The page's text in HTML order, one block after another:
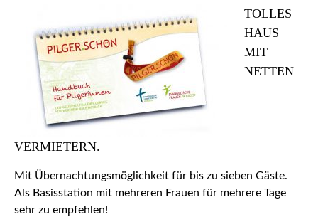
TOLLES
HAUS
MIT
NETTEN
VERMIETERN.
Mit Übernachtungsmöglichkeit für bis zu sieben Gäste.
Als Basisstation mit mehreren Frauen für mehrere Tage
sehr zu empfehlen!